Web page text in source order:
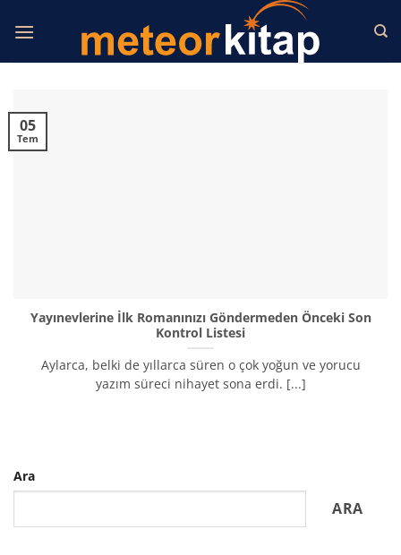
atla
Yayınevlerine İlk Romanınızı Göndermeden Önceki Son
Kontrol Listesi
Aylarca, belki de yıllarca süren o çok yoğun ve yorucu
yazım süreci nihayet sona erdi. [...]
05
Tem
Ara
ARA